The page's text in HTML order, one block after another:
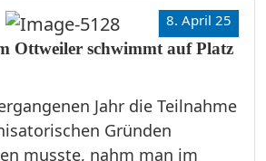
8. April 25
Ottweiler schwimmt auf Platz
Jahr die Teilnahme
Gründen
musste, nahm man im